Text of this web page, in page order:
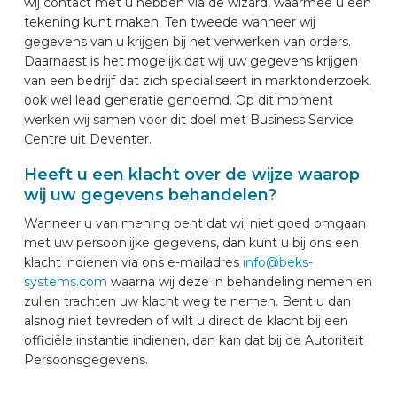
tekening kunt maken. Ten tweede wanneer wij
gegevens van u krijgen bij het verwerken van orders.
Daarnaast is het mogelijk dat wij uw gegevens krijgen
van een bedrijf dat zich specialiseert in marktonderzoek,
ook wel lead generatie genoemd. Op dit moment
werken wij samen voor dit doel met Business Service
Centre uit Deventer.
Heeft u een klacht over de wijze waarop
wij uw gegevens behandelen?
Wanneer u van mening bent dat wij niet goed omgaan
met uw persoonlijke gegevens, dan kunt u bij ons een
klacht indienen via ons e-mailadres info@beks-
systems.com waarna wij deze in behandeling nemen en
zullen trachten uw klacht weg te nemen. Bent u dan
alsnog niet tevreden of wilt u direct de klacht bij een
officiële instantie indienen, dan kan dat bij de Autoriteit
Persoonsgegevens.